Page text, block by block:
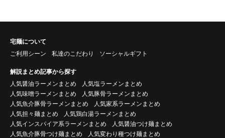
宅麺について
ご利用シーン
私達のこだわり ソーシャルギフト
解説まとめ記事から探す
人気醤油ラーメンまとめ
人気塩ラーメンまとめ
人気味噌ラーメンまとめ
人気豚骨ラーメンまとめ
人気魚介豚骨ラーメンまとめ
人気家系ラーメンまとめ
人気担々麺まとめ
人気鶏白湯ラーメンまとめ
人気インスパイア系ラーメンまとめ
人気醤油つけ麺まとめ
人気魚介豚骨つけ麺まとめ
人気変わり種つけ麺まとめ